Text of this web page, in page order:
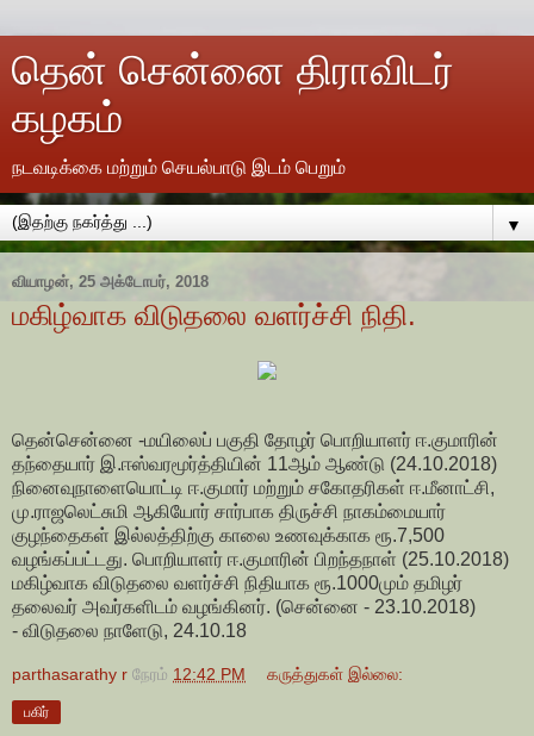
தென் சென்னை திராவிடர்
கழகம்
நடவடிக்கை மற்றும் செயல்பாடு இடம் பெறும்
▼
வியாழன், 25 அக்டோபர், 2018
மகிழ்வாக விடுதலை வளர்ச்சி நிதி.
தென்சென்னை -மயிலைப் பகுதி தோழர் பொறியாளர் ஈ.குமாரின்
தந்தையார் இ.ஈஸ்வரமூர்த்தியின் 11ஆம் ஆண்டு (24.10.2018)
நினைவுநாளையொட்டி ஈ.குமார் மற்றும் சகோதரிகள் ஈ.மீனாட்சி,
மு.ராஜலெட்சுமி ஆகியோர் சார்பாக திருச்சி நாகம்மையார்
குழந்தைகள் இல்லத்திற்கு காலை உணவுக்காக ரூ.7,500
வழங்கப்பட்டது. பொறியாளர் ஈ.குமாரின் பிறந்தநாள் (25.10.2018)
மகிழ்வாக விடுதலை வளர்ச்சி நிதியாக ரூ.1000மும் தமிழர்
தலைவர் அவர்களிடம் வழங்கினர். (சென்னை - 23.10.2018)
- விடுதலை நாளேடு, 24.10.18
parthasarathy r நேரம் 12:42 PM கருத்துகள் இல்லை:
பகிர்